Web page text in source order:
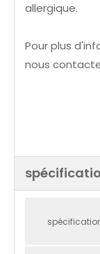
allergique.
Pour plus
nous